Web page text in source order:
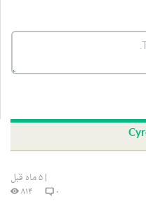
|۵ ماه قبل
۰
۸۱۴